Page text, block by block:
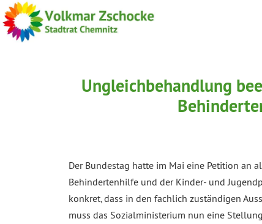
Ungleichbehandlung
Der Bundestag hatte im Mai eine Petition an
Behindertenhilfe und der Kinder- und
konkret, dass in den fachlich zuständigen
muss das Sozialministerium nun eine